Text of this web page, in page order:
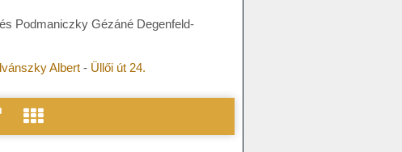
Podmaniczky Gézáné Degenfeld-
Albert - Üllői út 24.